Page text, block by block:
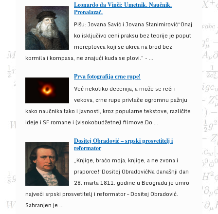
Leonardo da Vinči: Umetnik. Naučnik.
Pronalazač.
Pišu: Jovana Savić i Jovana Stanimirović“Onaj
ko isključivo ceni praksu bez teorije je poput
moreplovca koji se ukrca na brod bez
kormila i kompasa, ne znajući kuda se plovi.” - ...
Prva fotografija crne rupe!
Već nekoliko decenija, a može se reći i
vekova, crne rupe privlače ogromnu pažnju
kako naučnika tako i javnosti, kroz popularne tekstove, različite
ideje i SF romane i (visokobudžetne) filmove.Do ...
Dositej Obradović – srpski prosvetitelj i
reformator
„Knjige, braćo moja, knjige, a ne zvona i
praporce!“Dositej ObradovićNa današnji dan
28. marta 1811. godine u Beogradu je umro
najveći srpski prosvetitelj i reformator – Dositej Obradović.
Sahranjen je ...